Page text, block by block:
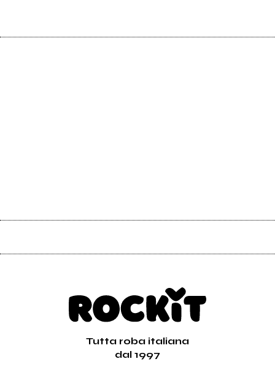
Tutta roba italiana
dal 1997